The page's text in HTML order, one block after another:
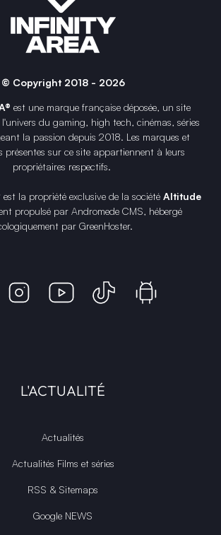
© Copyright 2018 - 2026
est une marque française déposée, un site
du gaming, high tech, cinémas, séries
la passion depuis 2018. Les marques et
présentes sur ce site appartiennent à leurs
propriétaires respectifs.
est la propriété exclusive de la société Altitude
propulsé par Andromede CMS, hébergé
par GreenHoster.
L'ACTUALITÉ
Actualités
Actualités Films et séries
RSS & Sitemaps
Google NEWS